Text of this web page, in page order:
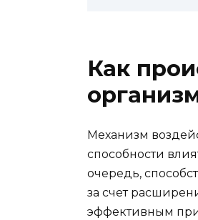
Как
Механизм
способности
очередь,
за счет
эффективным